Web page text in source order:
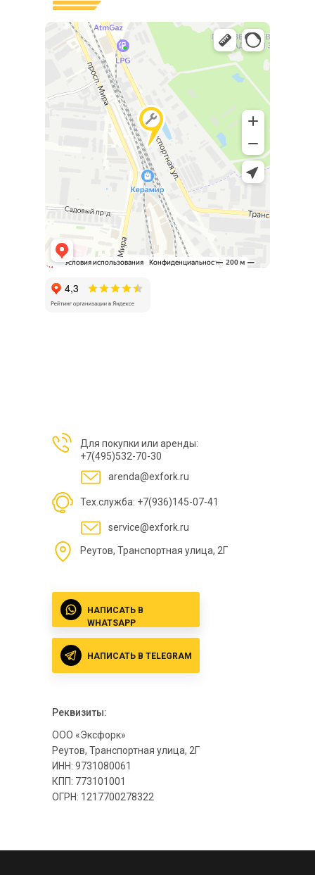
Для покупки или аренды:
+7(495)532-70-30
service@exfork.ru
arenda@exfork.ru
ООО «Эксфорк»
Реутов, Транспортная улица, 2Г
ИНН: 9731080061
КПП: 773101001
ОГРН: 1217700278322
Реутов, Транспортная улица, 2Г
Тех.служба: +7(936)145-07-41
Реквизиты:
НАПИСАТЬ В
WHATSAPP
НАПИСАТЬ В TELEGRAM